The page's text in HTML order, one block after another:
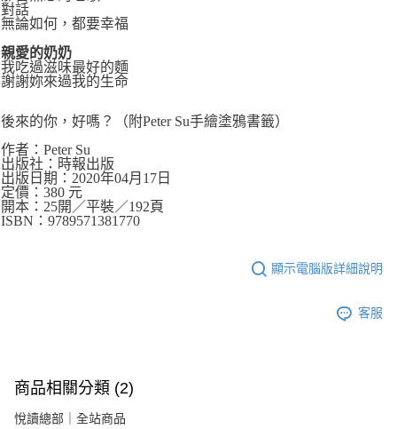
對話
無論如何，都要幸福
親愛的奶奶
我吃過滋味最好的麵
謝謝妳來過我的生命
後來的你，好嗎？（附Peter Su手繪塗鴉書籤）
作者：Peter Su
出版社：時報出版
出版日期：2020年04月17日
定價：380 元
開本：25開／平裝／192頁
ISBN：9789571381770
顯示電腦版詳細說明
客服
商品相關分類 (2)
悅讀總部｜全站商品